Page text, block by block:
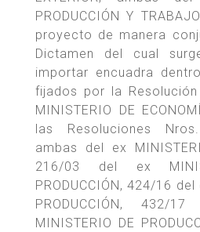
PRODUCCIÓN Y
proyecto de manera
Dictamen del cual
importar encuadra
fijados por la
MINISTERIO DE
las Resoluciones
ambas del ex
216/03 del ex
PRODUCCIÓN, 424/16 del
PRODUCCIÓN, 432/
MINISTERIO DE